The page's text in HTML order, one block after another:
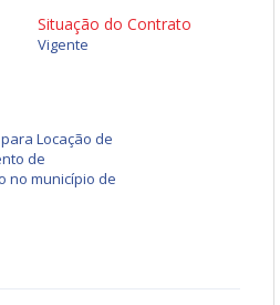
Situação do Contrato
Vigente
Locação de
de
no município de